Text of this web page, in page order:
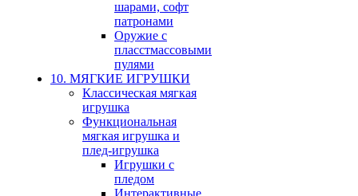
шарами, софт
патронами
Оружие с
пласстмассовыми
пулями
10. МЯГКИЕ ИГРУШКИ
Классическая мягкая
игрушка
Функциональная
мягкая игрушка и
плед-игрушка
Игрушки с
пледом